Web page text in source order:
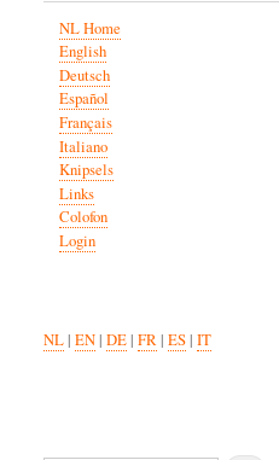
NL Home
English
Deutsch
Español
Français
Italiano
Knipsels
Links
Colofon
Login
NL| EN| DE| FR| ES| IT